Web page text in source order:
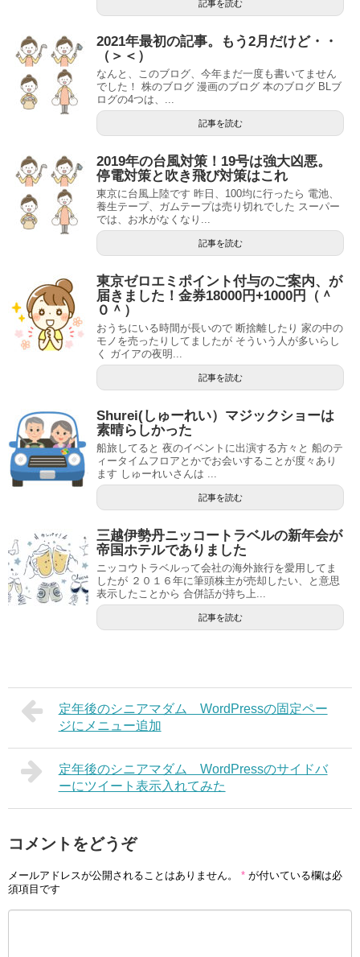
記事を読む
2021年最初の記事。もう2月だけど・・
（＞＜）
なんと、このブログ、今年まだ一度も書いてません
でした！ 株のブログ 漫画のブログ 本のブログ BLブ
ログの4つは、...
記事を読む
2019年の台風対策！19号は強大凶悪。
停電対策と吹き飛び対策はこれ
東京に台風上陸です 昨日、100均に行ったら 電池、
養生テープ、ガムテープは売り切れでした スーパー
では、お水がなくなり...
記事を読む
東京ゼロエミポイント付与のご案内、が
届きました！金券18000円+1000円（＾
０＾）
おうちにいる時間が長いので 断捨離したり 家の中の
モノを売ったりしてましたが そういう人が多いらし
く ガイアの夜明...
記事を読む
Shurei(しゅーれい）マジックショーは
素晴らしかった
船旅してると 夜のイベントに出演する方々と 船のテ
ィータイムフロアとかでお会いすることが度々あり
ます しゅーれいさんは ...
記事を読む
三越伊勢丹ニッコートラベルの新年会が
帝国ホテルでありました
ニッコウトラベルって会社の海外旅行を愛用してま
したが ２０１６年に筆頭株主が売却したい、と意思
表示したことから 合併話が持ち上...
記事を読む
定年後のシニアマダム WordPressの固定ペー
ジにメニュー追加
定年後のシニアマダム WordPressのサイドバ
ーにツイート表示入れてみた
コメントをどうぞ
メールアドレスが公開されることはありません。 * が付いている欄は必
須項目です